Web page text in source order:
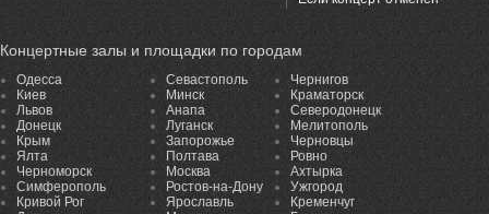
Концертные залы и площадки по городам
Одесса
Киев
Львов
Донецк
Крым
Ялта
Черноморск
Симферополь
Кривой Рог
Севастополь
Минск
Анапа
Луганск
Запорожье
Полтава
Москва
Ростов-на-Дону
Ярославль
Чернигов
Краматорск
Северодонецк
Мелитополь
Черновцы
Ровно
Ахтырка
Ужгород
Кременчуг